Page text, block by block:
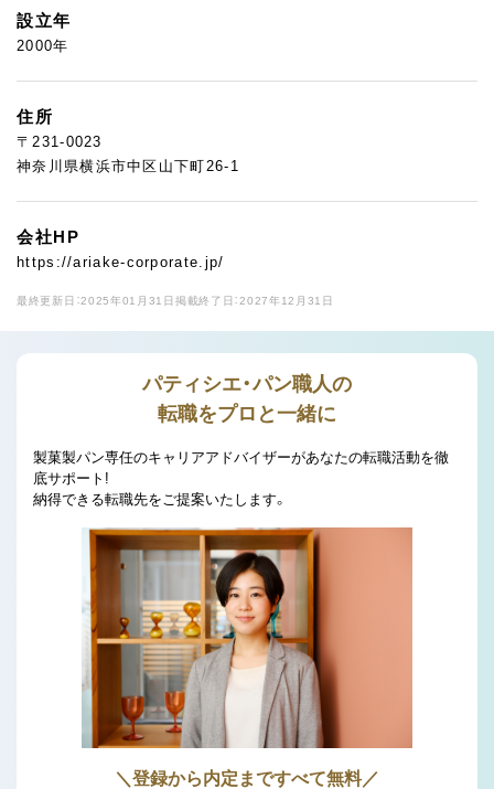
設立年
2000年
住所
〒231-0023
神奈川県横浜市中区山下町26-1
会社HP
https://ariake-corporate.jp/
最終更新日：2025年01月31日 掲載終了日：2027年12月31日
パティシエ・パン職人の
転職をプロと一緒に
製菓製パン専任のキャリアアドバイザーがあなたの転職活動を徹
底サポート!
納得できる転職先をご提案いたします。
＼登録から内定まですべて無料／